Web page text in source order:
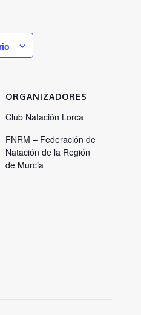
ORGANIZADORES
Club Natación Lorca
FNRM – Federación de
Natación de la Región
de Murcia